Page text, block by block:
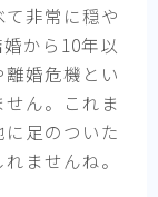
非常に穏や
から10年以
婚危機とい
ん。これま
足のついた
ませんね。